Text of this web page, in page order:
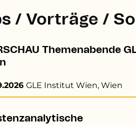
/ Vorträge /
Themenabende
GLE Institut Wien, Wien